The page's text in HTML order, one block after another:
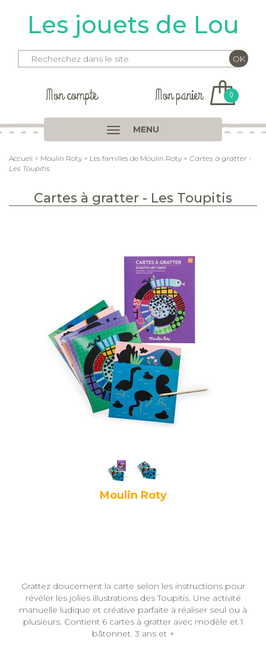
Les jouets de Lou
Mon compte Mon panier 0
MENU
Accueil > Moulin Roty > Les familles de Moulin Roty > Cartes à gratter -
Les Toupitis
Cartes à gratter - Les Toupitis
Moulin Roty
Grattez doucement la carte selon les instructions pour
révéler les jolies illustrations des Toupitis. Une activité
manuelle ludique et créative parfaite à réaliser seul ou à
plusieurs. Contient 6 cartes à gratter avec modèle et 1
bâtonnet. 3 ans et +